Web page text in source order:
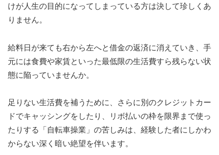
けが人生の目的になってしまっている方は決して珍しくあ
りません。
給料日が来ても右から左へと借金の返済に消えていき、手
元には食費や家賃といった最低限の生活費すら残らない状
態に陥っていませんか。
足りない生活費を補うために、さらに別のクレジットカー
ドでキャッシングをしたり、リボ払いの枠を限界まで使っ
たりする「自転車操業」の苦しみは、経験した者にしかわ
からない深く暗い絶望を伴います。